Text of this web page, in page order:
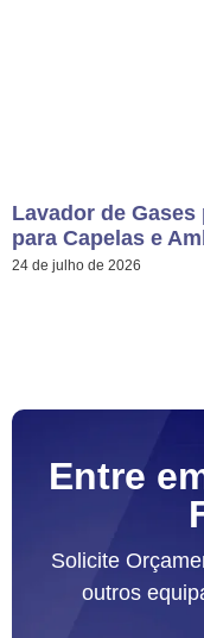
Lavador de
para Capelas e
24 de julho de 2026
Entre
Solicite
outros